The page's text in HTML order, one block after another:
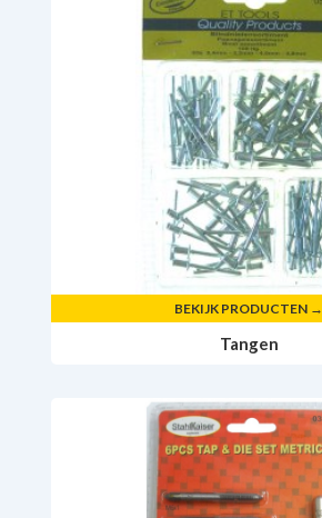
BEKIJK PRODUCTEN →
Tangen